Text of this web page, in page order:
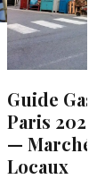
Guide
Paris
—
Locaux